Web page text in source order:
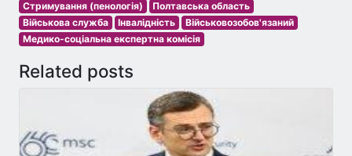
Стримування (пенологія)
Полтавська область
Військова служба
Інвалідність
Військовозобов'язаний
Медико-соціальна експертна комісія
Related posts